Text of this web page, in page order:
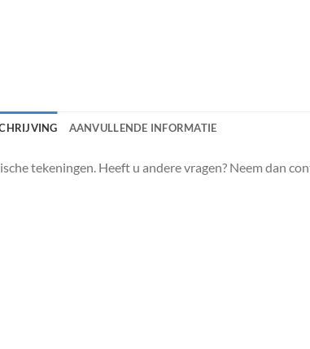
AANVULLENDE INFORMATIE
tekeningen. Heeft u andere vragen? Neem dan